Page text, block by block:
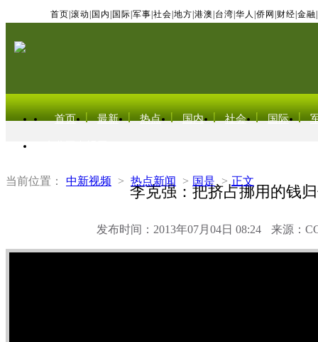
首页 滚动 国内 国际 军事 社会 地方 港澳 台湾 华人 侨网 财经 金融
首页 最新 热点 国内 社会 国际
当前位置： 中新视频 > 热点新闻 > 国是 > 正文
李克强：把挤占挪用的钱
发布时间：2013年07月04日 08:24 来源：